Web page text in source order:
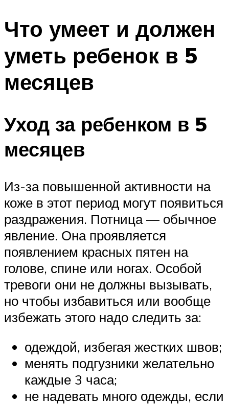
Что умеет и должен
уметь ребенок в 5
месяцев
Уход за ребенком в 5
месяцев
Из-за повышенной активности на
коже в этот период могут появиться
раздражения. Потница — обычное
явление. Она проявляется
появлением красных пятен на
голове, спине или ногах. Особой
тревоги они не должны вызывать,
но чтобы избавиться или вообще
избежать этого надо следить за:
одеждой, избегая жестких швов;
менять подгузники желательно
каждые 3 часа;
не надевать много одежды, если